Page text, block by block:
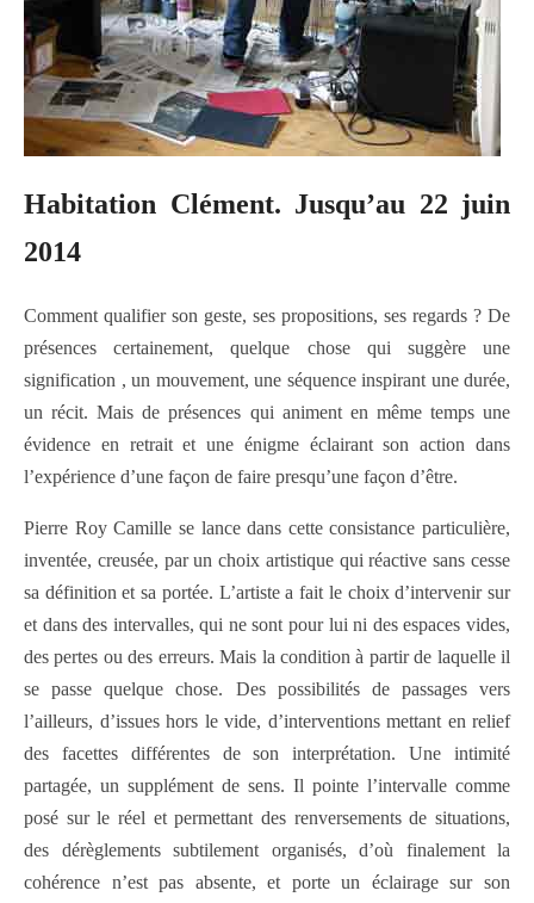
Habitation Clément. Jusqu’au 22 juin
2014
Comment qualifier son geste, ses propositions, ses regards ? De
présences certainement, quelque chose qui suggère une
signification , un mouvement, une séquence inspirant une durée,
un récit. Mais de présences qui animent en même temps une
évidence en retrait et une énigme éclairant son action dans
l’expérience d’une façon de faire presqu’une façon d’être.
Pierre Roy Camille se lance dans cette consistance particulière,
inventée, creusée, par un choix artistique qui réactive sans cesse
sa définition et sa portée. L’artiste a fait le choix d’intervenir sur
et dans des intervalles, qui ne sont pour lui ni des espaces vides,
des pertes ou des erreurs. Mais la condition à partir de laquelle il
se passe quelque chose. Des possibilités de passages vers
l’ailleurs, d’issues hors le vide, d’interventions mettant en relief
des facettes différentes de son interprétation.Une intimité
partagée, un supplément de sens. Il pointe l’intervalle comme
posé sur le réel et permettant des renversements de situations,
des dérèglements subtilement organisés, d’où finalement la
cohérence n’est pas absente, et porte un éclairage sur son